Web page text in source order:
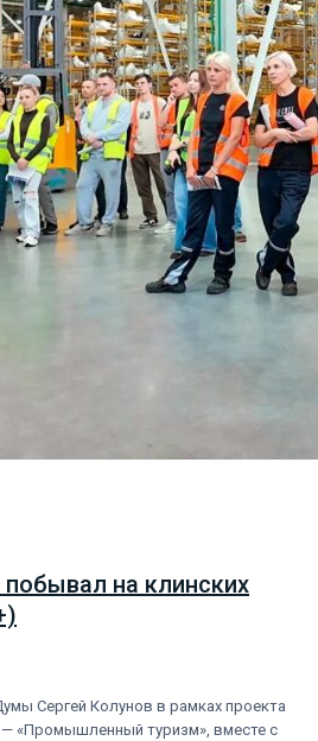
на клинских
Сергей Колунов в рамках проекта
«Промышленный туризм», вместе с